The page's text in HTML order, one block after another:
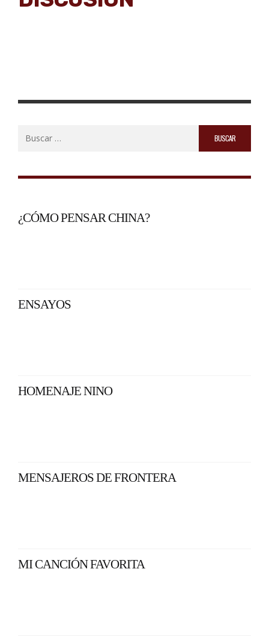
¿CÓMO PENSAR CHINA?
ENSAYOS
HOMENAJE NINO
MENSAJEROS DE FRONTERA
MI CANCIÓN FAVORITA